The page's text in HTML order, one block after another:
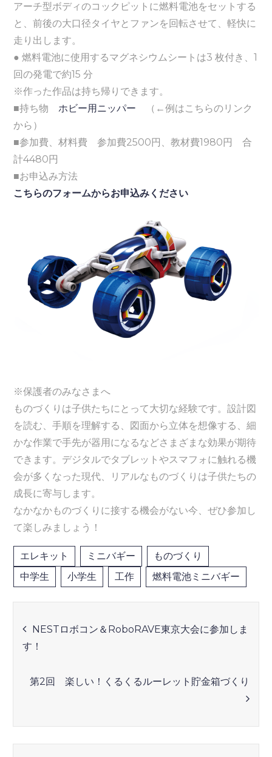
アーチ型ボディのコックピットに燃料電池をセットする
と、前後の大口径タイヤとファンを回転させて、軽快に
走り出します。
● 燃料電池に使用するマグネシウムシートは3 枚付き、1
回の発電で約15 分
※作った作品は持ち帰りできます。
■持ち物ホビー用ニッパー （←例はこちらのリンク
から）
■参加費、材料費 参加費2500円、教材費1980円 合
計4480円
■お申込み方法
こちらのフォームからお申込みください
※保護者のみなさまへ
ものづくりは子供たちにとって大切な経験です。設計図
を読む、手順を理解する、図面から立体を想像する、細
かな作業で手先が器用になるなどさまざまな効果が期待
できます。デジタルでタブレットやスマフォに触れる機
会が多くなった現代、リアルなものづくりは子供たちの
成長に寄与します。
なかなかものづくりに接する機会がない今、ぜひ参加し
て楽しみましょう！
エレキット ミニバギー
ものづくり
中学生
小学生 工作 燃料電池ミニバギー
投
稿
ナ
ビ
NESTロボコン＆RoboRAVE東京大会に参加しま
す！
第2回 楽しい！くるくるルーレット貯金箱づくり